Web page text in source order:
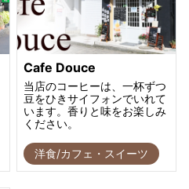
Cafe Douce
当店のコーヒーは、一杯ずつ
豆をひきサイフォンでいれて
います。香りと味をお楽しみ
ください。
洋食/カフェ・スイーツ